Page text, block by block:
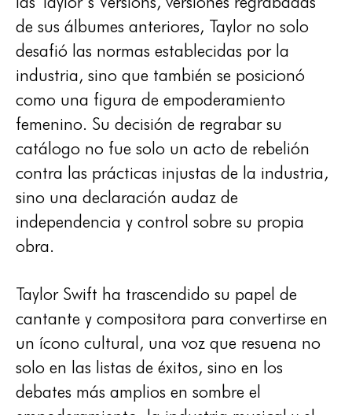
de sus álbumes anteriores, Taylor no solo
desafió las normas establecidas por la
industria, sino que también se posicionó
como una figura de empoderamiento
femenino. Su decisión de regrabar su
catálogo no fue solo un acto de rebelión
contra las prácticas injustas de la industria,
sino una declaración audaz de
independencia y control sobre su propia
obra.
Taylor Swift ha trascendido su papel de
cantante y compositora para convertirse en
un ícono cultural, una voz que resuena no
solo en las listas de éxitos, sino en los
debates más amplios en sombre el